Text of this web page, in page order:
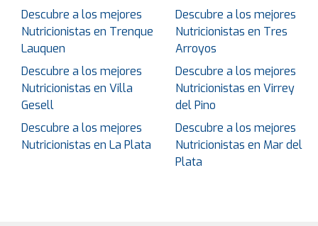
Descubre a los mejores
Nutricionistas en Trenque
Lauquen
Descubre a los mejores
Nutricionistas en Tres
Arroyos
Descubre a los mejores
Nutricionistas en Villa
Gesell
Descubre a los mejores
Nutricionistas en Virrey
del Pino
Descubre a los mejores
Nutricionistas en La Plata
Descubre a los mejores
Nutricionistas en Mar del
Plata